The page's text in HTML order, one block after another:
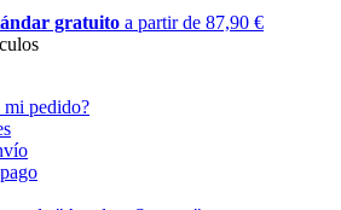
gratuito a partir de 87,90 €
mi pedido?